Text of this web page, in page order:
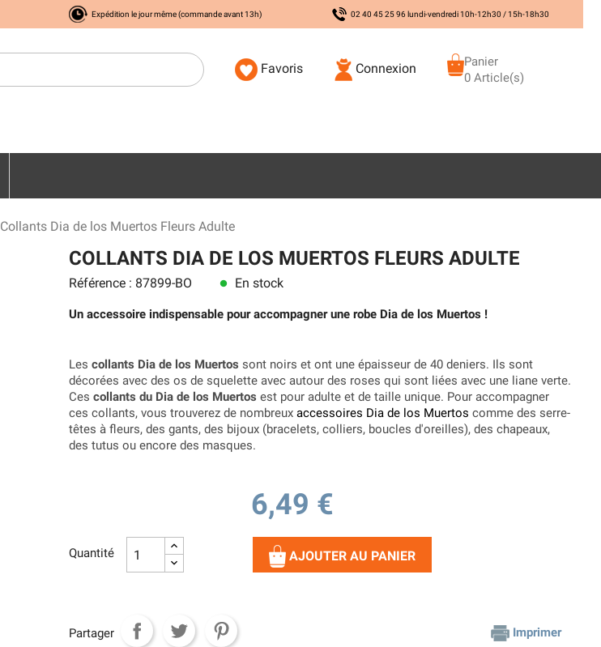
Expédition le jour même (commande avant 13h) 02 40 45 25 96 lundi-vendredi 10h-12h30 / 15h-18h30
Favoris Connexion
Panier
0 Article(s)
Collants Dia de los Muertos Fleurs Adulte
COLLANTS DIA DE LOS MUERTOS FLEURS ADULTE
Référence : 87899-BO lens En stock
Un accessoire indispensable pour accompagner une robe Dia de los Muertos !
Les collants Dia de los Muertos sont noirs et ont une épaisseur de 40 deniers. Ils sont
décorées avec des os de squelette avec autour des roses qui sont liées avec une liane verte.
Ces collants du Dia de los Muertos est pour adulte et de taille unique. Pour accompagner
ces collants, vous trouverez de nombreux accessoires Dia de los Muertos comme des serre-
têtes à fleurs, des gants, des bijoux (bracelets, colliers, boucles d'oreilles), des chapeaux,
des tutus ou encore des masques.
6,49 €
Quantité AJOUTER AU PANIER
Partager Imprimer